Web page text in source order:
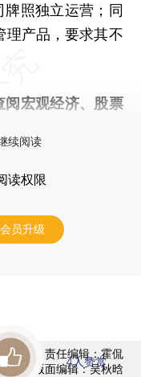
照独立运营；同
理产品，要求其不
阅宏观经济、股票
续阅读
读权限
员升级
责任编辑：霍侃
版面编辑：吴秋晗
4人赞赏